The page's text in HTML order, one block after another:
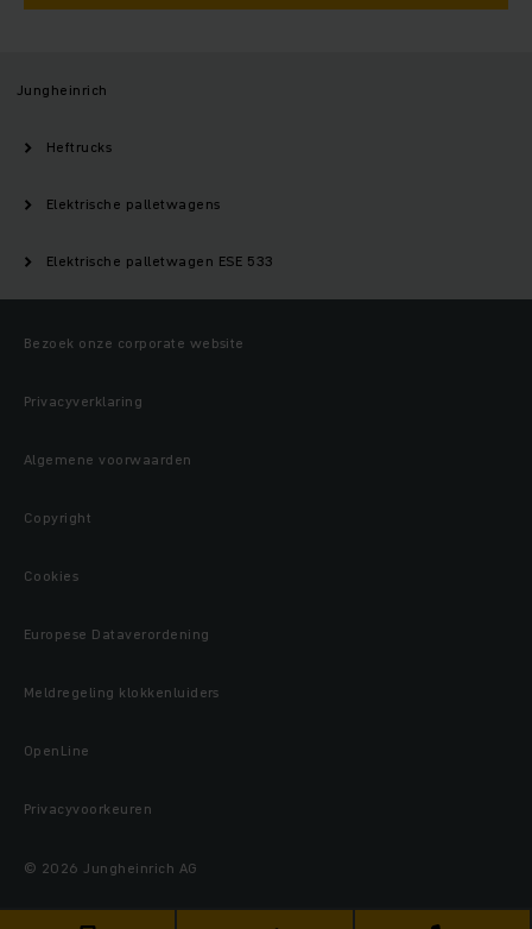
Jungheinrich
Heftrucks
Elektrische palletwagens
Elektrische palletwagen ESE 533
Bezoek onze corporate website
Privacyverklaring
Algemene voorwaarden
Copyright
Cookies
Europese Dataverordening
Meldregeling klokkenluiders
OpenLine
Privacyvoorkeuren
© 2026 Jungheinrich AG